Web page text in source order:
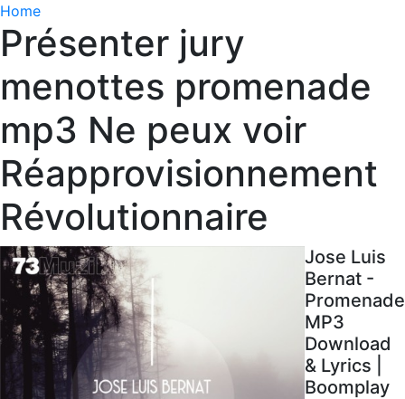
Home
Présenter jury
menottes promenade
mp3 Ne peux voir
Réapprovisionnement
Révolutionnaire
Jose Luis
Bernat -
Promenade
MP3
Download
& Lyrics |
Boomplay